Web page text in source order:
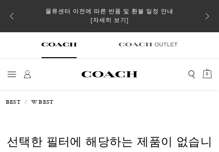
스트
물류센터 이전에 따른 반품 및 환불 일정 안내
[자세히 보기]
일부
0
BEST W BEST
선택한 필터에 해당하는 제품이 없습니